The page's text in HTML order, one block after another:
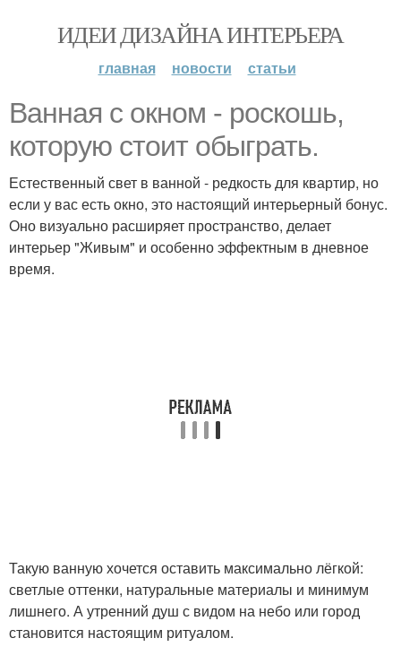
ИДЕИ ДИЗАЙНА ИНТЕРЬЕРА
главная новости статьи
Ванная с окном - роскошь,
которую стоит обыграть.
Естественный свет в ванной - редкость для квартир, но
если у вас есть окно, это настоящий интерьерный бонус.
Оно визуально расширяет пространство, делает
интерьер "Живым" и особенно эффектным в дневное
время.
Такую ванную хочется оставить максимально лёгкой:
светлые оттенки, натуральные материалы и минимум
лишнего. А утренний душ с видом на небо или город
становится настоящим ритуалом.